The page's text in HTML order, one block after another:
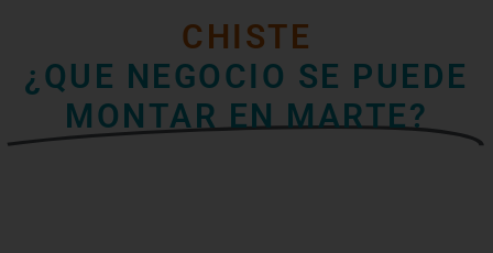
CHISTE
¿QUE NEGOCIO SE PUEDE
MONTAR EN MARTE?